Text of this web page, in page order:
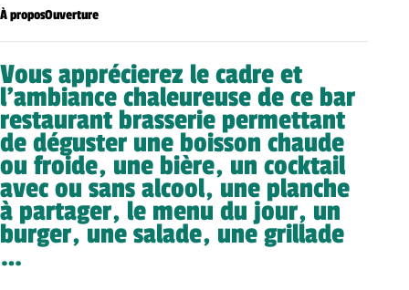
À proposOuverture
Vous apprécierez le cadre et
l’ambiance chaleureuse de ce bar
restaurant brasserie permettant
de déguster une boisson chaude
ou froide, une bière, un cocktail
avec ou sans alcool, une planche
à partager, le menu du jour, un
burger, une salade, une grillade
…